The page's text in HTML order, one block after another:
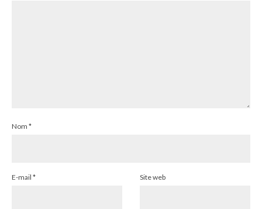
Nom *
E-mail * Site web